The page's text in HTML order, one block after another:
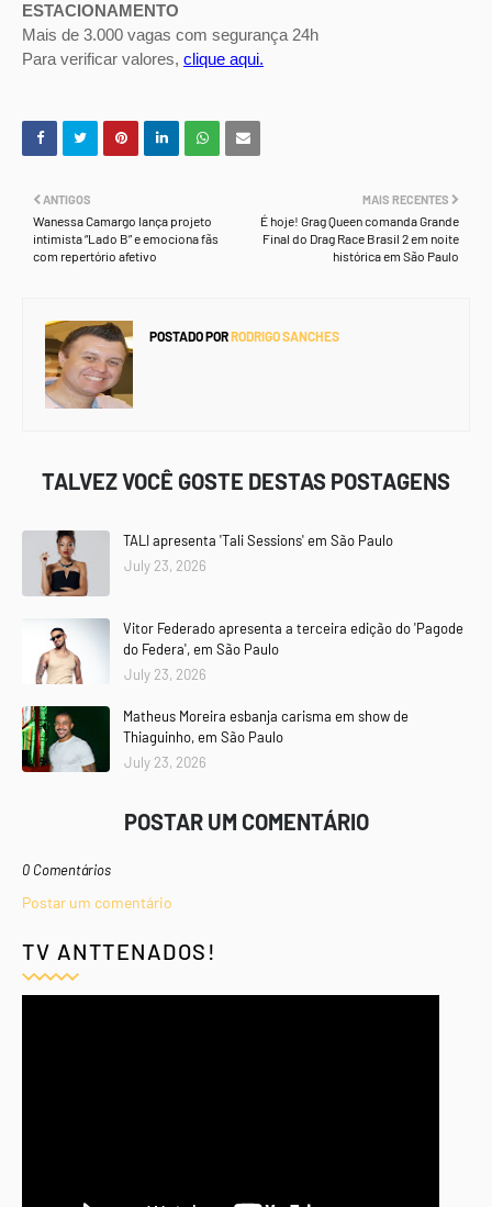
PISO 2 - MEZANINO
CENTRAL
PISO 2 -
CAMAROTE SETOR
R$ 300
ESTACIONAMENTO
Mais de 3.000 vagas com segurança 24h
Para verificar valores, clique aqui.
MAIS RECENTES
É hoje! Grag Queen comanda Grande
Final do Drag Race Brasil 2 em noite
histórica em São Paulo
ANTIGOS
Wanessa Camargo lança projeto
intimista “Lado B” e emociona fãs
com repertório afetivo
POSTADO PORRODRIGO SANCHES
TALVEZ VOCÊ GOSTE DESTAS POSTAGENS
TALI apresenta 'Tali Sessions' em São Paulo
July 23, 2026
Vitor Federado apresenta a terceira edição do 'Pagode
do Federa', em São Paulo
July 23, 2026
Matheus Moreira esbanja carisma em show de
Thiaguinho, em São Paulo
July 23, 2026
POSTAR UM COMENTÁRIO
0 Comentários
Postar um comentário
TV ANTTENADOS!